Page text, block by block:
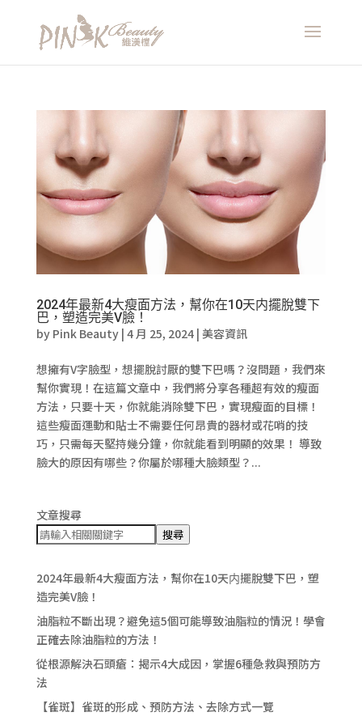
2024年最新4大瘦面方法，幫你在10天内擺脫雙下
巴，塑造完美V臉！
by Pink Beauty| 4 月 25, 2024| 美容資訊
想擁有V字臉型，想擺脫討厭的雙下巴嗎？沒問題，我們來
幫你實現！在這篇文章中，我們將分享各種超有效的瘦面
方法，只要十天，你就能消除雙下巴，實現瘦面的目標！
這些瘦面運動和貼士不需要任何昂貴的器材或花哨的技
巧，只需每天堅持幾分鐘，你就能看到明顯的效果！ 導致
臉大的原因有哪些？你屬於哪種大臉類型？...
文章搜尋
搜尋
2024年最新4大瘦面方法，幫你在10天内擺脫雙下巴，塑
造完美V臉！
油脂粒不斷出現？避免這5個可能導致油脂粒的情況！學會
正確去除油脂粒的方法！
從根源解決石頭瘡：揭示4大成因，掌握6種急救與預防方
法
【雀斑】雀斑的形成、預防方法、去除方式一覽